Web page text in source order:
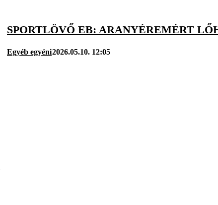
SPORTLÖVŐ EB: ARANYÉREMÉRT
Egyéb egyéni2026.05.10. 12:05